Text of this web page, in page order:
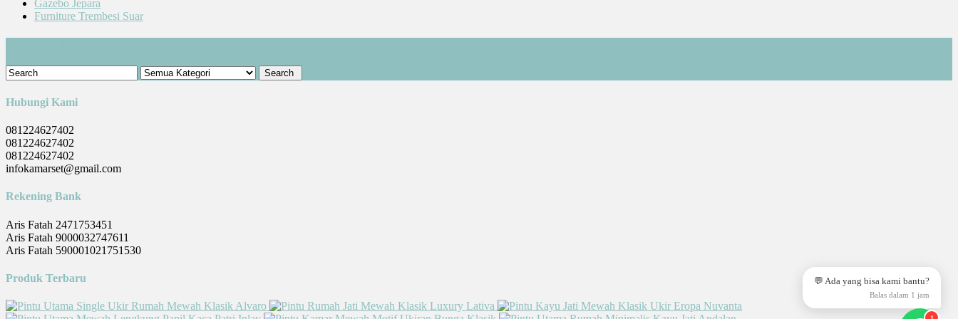
Gazebo Jepara
Furniture Trembesi Suar
Hubungi Kami
081224627402
081224627402
081224627402
infokamarset@gmail.com
Rekening Bank
Aris Fatah 2471753451
Aris Fatah 9000032747611
Aris Fatah 590001021751530
Produk Terbaru 💬 Ada yang bisa kami bantu?
Balas dalam 1 jam